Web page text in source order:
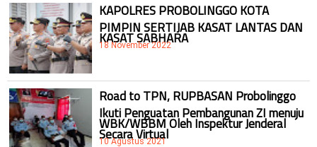
KAPOLRES PROBOLINGGO KOTA
PIMPIN SERTIJAB KASAT LANTAS DAN
KASAT SABHARA
18 November 2022
Road to TPN, RUPBASAN Probolinggo
Ikuti Penguatan Pembangunan ZI menuju
WBK/WBBM Oleh Inspektur Jenderal
Secara Virtual
10 Agustus 2021